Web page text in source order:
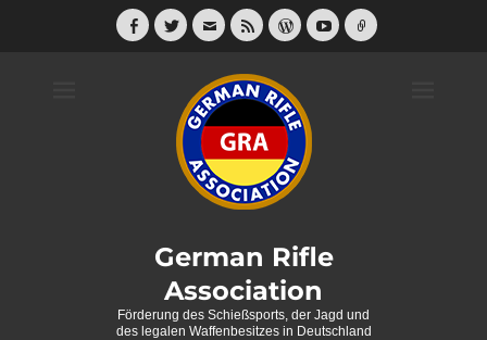
Facebook
Twitter
E-
Feed WordPress
YouTube
Link
German Rifle
Association
Förderung des Schießsports, der Jagd und
des legalen Waffenbesitzes in Deutschland